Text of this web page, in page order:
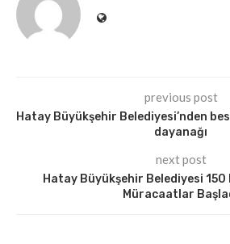
previous post
Hatay Büyükşehir Belediyesi’nden
dayanağı
next post
Hatay Büyükşehir Belediyesi 150
Müracaatlar